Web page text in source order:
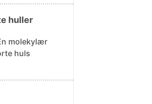
huller
molekylær
huls